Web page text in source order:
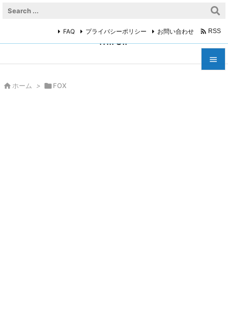
miroir

FAQ プライバシーポリシー お問い合わせ  RSS
 ホーム > FOX